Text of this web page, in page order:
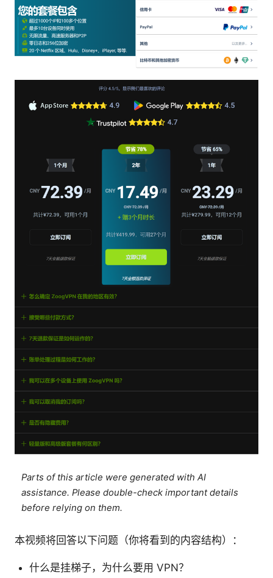
Parts of this article were generated with AI
assistance. Please double-check important details
before relying on them.
本视频将回答以下问题（你将看到的内容结构）：
什么是挂梯子，为什么要用 VPN？